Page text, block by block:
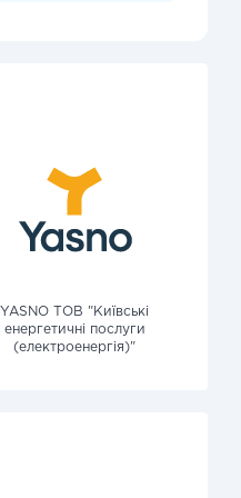
YASNO ТОВ "Київські
енергетичні послуги
(електроенергія)"